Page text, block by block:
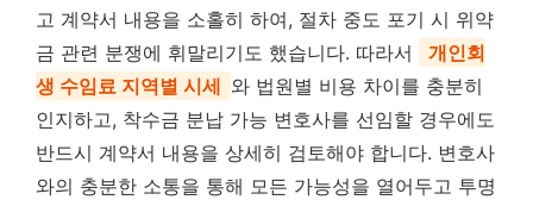
고 계약서 내용을 소홀히 하여, 절차 중도 포기 시 위약
금 관련 분쟁에 휘말리기도 했습니다. 따라서
개인회
생 수임료 지역별 시세 와 법원별 비용 차이를 충분히
인지하고, 착수금 분납 가능 변호사를 선임할 경우에도
반드시 계약서 내용을 상세히 검토해야 합니다. 변호사
와의 충분한 소통을 통해 모든 가능성을 열어두고 투명